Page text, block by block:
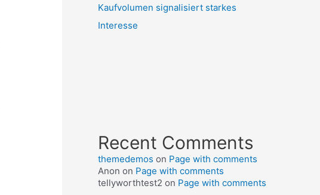
Kaufvolumen signalisiert starkes
Interesse
Recent Comments
themedemos on Page with comments
Anon on Page with comments
tellyworthtest2 on Page with comments